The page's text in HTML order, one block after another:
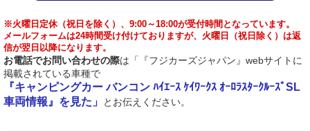
※火曜日定休（祝日を除く）、9:00～18:00が受付時間となっています。
メールフォームは24時間受け付けておりますが、火曜日（祝日除く）は返
信が翌日以降になります。
お電話でお問い合わせの際は「『フジカーズジャパン』webサイトに
掲載されている車種で
『キャンピングカー バンコン ﾊｲｴｰｽ ｹｲﾜｰｸｽ ｵｰﾛﾗｽﾀｰｸﾙｰｽﾞSL
車両情報』を見た」
とお伝えください。